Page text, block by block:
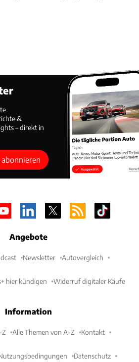
&
– direkt in
Angebote
Newsletter Autovergleich
hier kündigen Widerruf digitaler Käufe
Information
Z Alle Themen von A-Z Kontakt
Datenschutz